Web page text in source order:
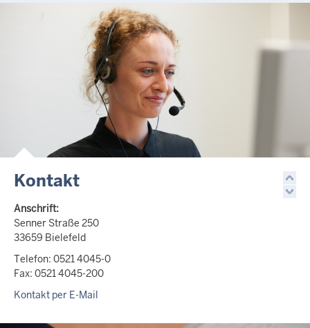
Kontakt
Anschrift:
Senner Straße 250
33659 Bielefeld
Telefon: 0521 4045-0
Fax: 0521 4045-200
Kontakt per E-Mail